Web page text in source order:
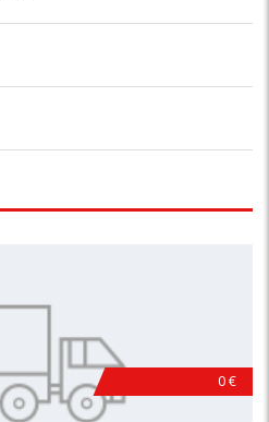
0 €